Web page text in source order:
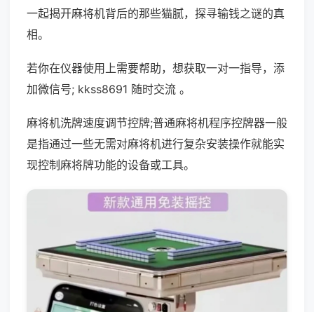
一起揭开麻将机背后的那些猫腻，探寻输钱之谜的真
相。
若你在仪器使用上需要帮助，想获取一对一指导，添
加微信号; kkss8691 随时交流 。
麻将机洗牌速度调节控牌;普通麻将机程序控牌器一般
是指通过一些无需对麻将机进行复杂安装操作就能实
现控制麻将牌功能的设备或工具。